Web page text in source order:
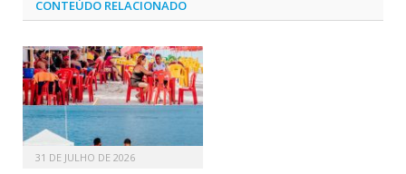
CONTEÚDO RELACIONADO
31 DE JULHO DE 2026